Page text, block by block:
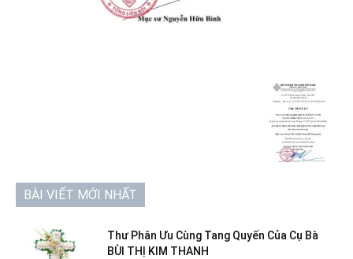
BÀI VIẾT MỚI NHẤT
Thư Phân Ưu Cùng Tang Quyến Của Cụ Bà
BÙI THỊ KIM THANH